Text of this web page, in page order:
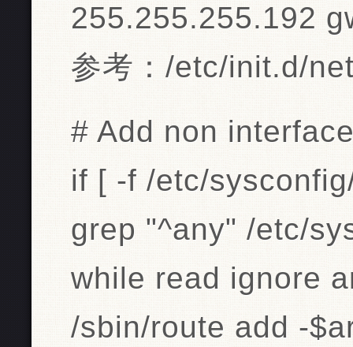
255.255.255.192
参考：/etc/init.d/
# Add non
if [ -f /etc/
grep "^any" /etc/
while read ignore
/sbin/route add -